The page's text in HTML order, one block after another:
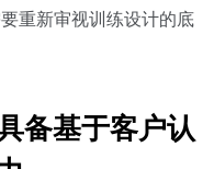
重新审视训练设计的底
备基于客户认